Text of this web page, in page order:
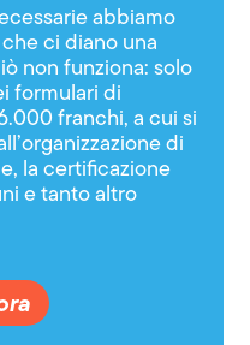
abbiamo
ci diano una
non funziona: solo
formulari di
franchi, a cui si
di
la certificazione
e tanto altro